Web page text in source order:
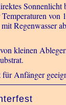
Regenwasser
kleinen
Anfänger